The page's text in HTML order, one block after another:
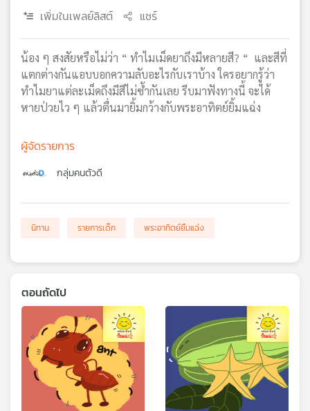
ไทย
เอส
เครือ
เพิ่มในเพลย์ลิสต์ แชร์
น้อง ๆ สงสัยหรือไม่ว่า “ ทำไมเม็ดยาถึงมีหลายสี? “ และสีที่
แตกต่างกันแอบบอกความลับอะไรกับเราบ้าง ใครอยากรู้ว่า
ทำไมยาแต่ละเม็ดถึงมีสีไม่ซ้ำกันเลย รีบมาฟังทางนี้ จะได้
หายป่วยไว ๆ แล้วตื่นมายิ้มกว้างกับพระอาทิตย์ยิ้มแฉ่ง
ผู้จัดรายการ
กลุ่มคนตัวดี
นิทาน รายการเด็ก พระอาทิตย์ยิ้มแฉ่ง
ตอนถัดไป